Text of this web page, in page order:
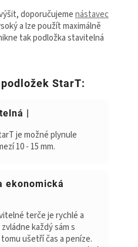
doporučujemenástavec
a lze použít maximálně
tak podložka stavitelná
StarT:
|
je možné plynule
10 - 15 mm.
ekonomická
terče je rychlé a
každý sám s
ušetří čas a peníze.